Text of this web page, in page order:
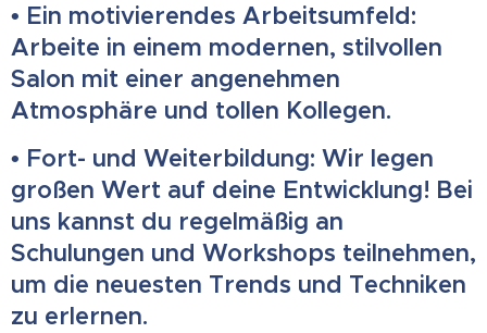
• Ein motivierendes Arbeitsumfeld:
Arbeite in einem modernen, stilvollen
Salon mit einer angenehmen
Atmosphäre und tollen Kollegen.
• Fort- und Weiterbildung: Wir legen
großen Wert auf deine Entwicklung! Bei
uns kannst du regelmäßig an
Schulungen und Workshops teilnehmen,
um die neuesten Trends und Techniken
zu erlernen.